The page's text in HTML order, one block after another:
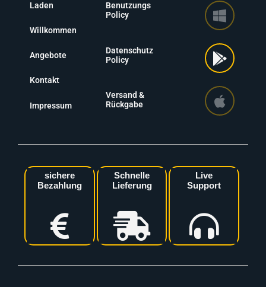
Laden
Willkommen
Angebote
Kontakt
Impressum
Benutzungs
Policy
Datenschutz
Policy
Versand &
Rückgabe
sichere
Bezahlung
Schnelle
Lieferung
Live
Support